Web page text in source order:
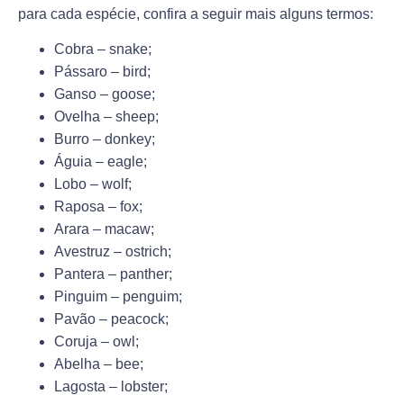
para cada espécie, confira a seguir mais alguns termos:
Cobra – snake;
Pássaro – bird;
Ganso – goose;
Ovelha – sheep;
Burro – donkey;
Águia – eagle;
Lobo – wolf;
Raposa – fox;
Arara – macaw;
Avestruz – ostrich;
Pantera – panther;
Pinguim – penguim;
Pavão – peacock;
Coruja – owl;
Abelha – bee;
Lagosta – lobster;